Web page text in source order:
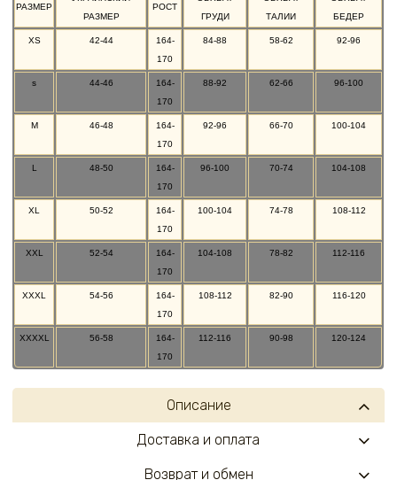
РАЗМЕР
РАЗМЕР
РОСТ
ГРУДИ
ТАЛИИ
БЕДЕР
XS 42-44
164-
170
84-88 58-62 92-96
s 44-46
164-
170
88-92 62-66 96-100
M 46-48
164-
170
92-96 66-70 100-104
L 48-50
164-
170
96-100 70-74 104-108
XL 50-52
164-
170
100-104 74-78 108-112
XXL 52-54
164-
170
104-108 78-82 112-116
XXXL 54-56
164-
170
108-112 82-90 116-120
XXXXL 56-58
164-
170
112-116 90-98 120-124
Описание
Доставка и оплата
Возврат и обмен